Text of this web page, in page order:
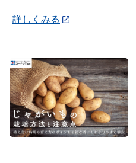
詳しくみる